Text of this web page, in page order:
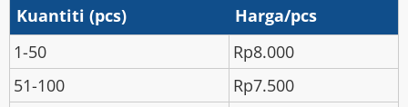
Kuantiti (pcs)
Harga/pcs
1-50
Rp8.000
51-100
Rp7.500